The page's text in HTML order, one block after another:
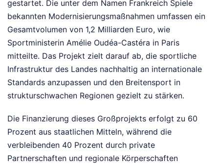
gestartet. Die unter dem Namen Frankreich Spiele
bekannten Modernisierungsmaßnahmen umfassen ein
Gesamtvolumen von 1,2 Milliarden Euro, wie
Sportministerin Amélie Oudéa-Castéra in Paris
mitteilte. Das Projekt zielt darauf ab, die sportliche
Infrastruktur des Landes nachhaltig an internationale
Standards anzupassen und den Breitensport in
strukturschwachen Regionen gezielt zu stärken.
Die Finanzierung dieses Großprojekts erfolgt zu 60
Prozent aus staatlichen Mitteln, während die
verbleibenden 40 Prozent durch private
Partnerschaften und regionale Körperschaften